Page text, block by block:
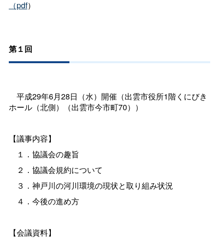
（pdf）
第１回
平成29年6月28日（水）開催（出雲市役所1階くにびき
ホール（北側）（出雲市今市町70））
【議事内容】
１．協議会の趣旨
２．協議会規約について
３．神戸川の河川環境の現状と取り組み状況
４．今後の進め方
【会議資料】